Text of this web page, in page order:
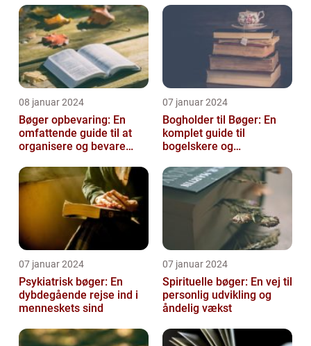
08 januar 2024
Bøger opbevaring: En
omfattende guide til at
organisere og bevare
07 januar 2024
Bogholder til Bøger: En
komplet guide til
bogelskere og
07 januar 2024
Psykiatrisk bøger: En
dybdegående rejse ind i
menneskets sind
07 januar 2024
Spirituelle bøger: En vej til
personlig udvikling og
åndelig vækst